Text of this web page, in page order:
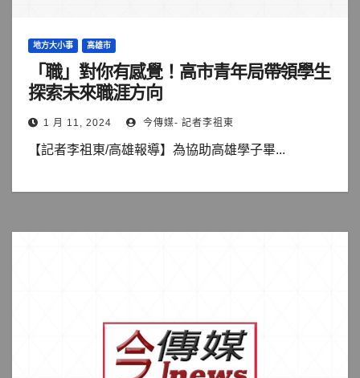
地方大小事 高雄市
「職」對你有感覺！高市青年局帶領學生
探索未來職涯方向
1 月 11, 2024 今傳媒- 記者李祖東
【記者李祖東/高雄報導】為協助高雄學子畢...